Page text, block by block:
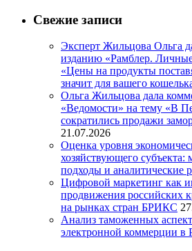
Свежие записи
Эксперт Жильцова Ольга
изданию «Рамблер.
«Цены на продукты
значит для вашего
Ольга Жильцова дала
«Ведомости» на тему «В
сократились продажи
21.07.2026
Оценка уровня
хозяйствующего субъекта:
подходы и аналитические
Цифровой маркетинг как
продвижения российских
на рынках стран БРИКС
Анализ таможенных
электронной коммерции в